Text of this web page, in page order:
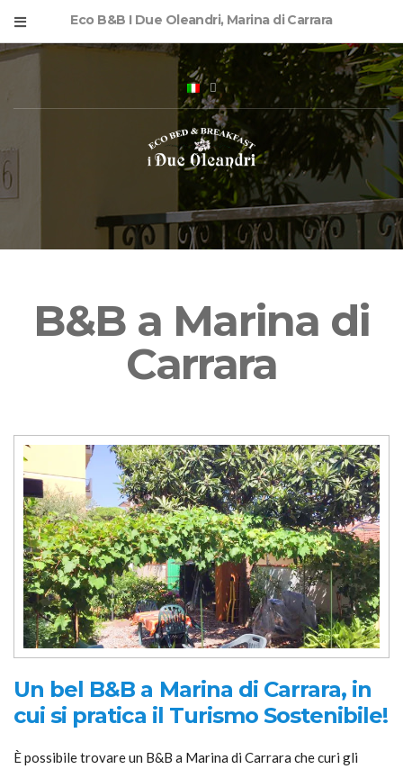
Eco B&B I Due Oleandri, Marina di Carrara
B&B a Marina di
Carrara
Un bel B&B a Marina di Carrara, in
cui si pratica il Turismo Sostenibile!
È possibile trovare un B&B a Marina di Carrara che curi gli